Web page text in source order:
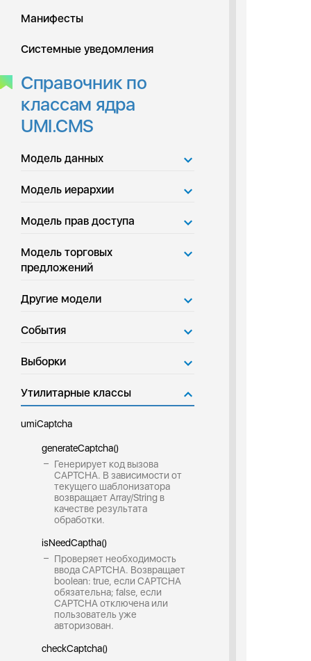
Манифесты
Системные уведомления
Справочник по
классам ядра
UMI.CMS
Модель данных
Модель иерархии
Модель прав доступа
Модель торговых
предложений
Другие модели
События
Выборки
Утилитарные классы
umiCaptcha
generateCaptcha()
Генерирует код вызова
CAPTCHA. В зависимости от
текущего шаблонизатора
возвращает Array/String в
качестве результата
обработки.
isNeedCaptha()
Проверяет необходимость
ввода CAPTCHA. Возвращает
boolean: true, если CAPTCHA
обязательна; false, если
CAPTCHA отключена или
пользователь уже
авторизован.
checkCaptcha()